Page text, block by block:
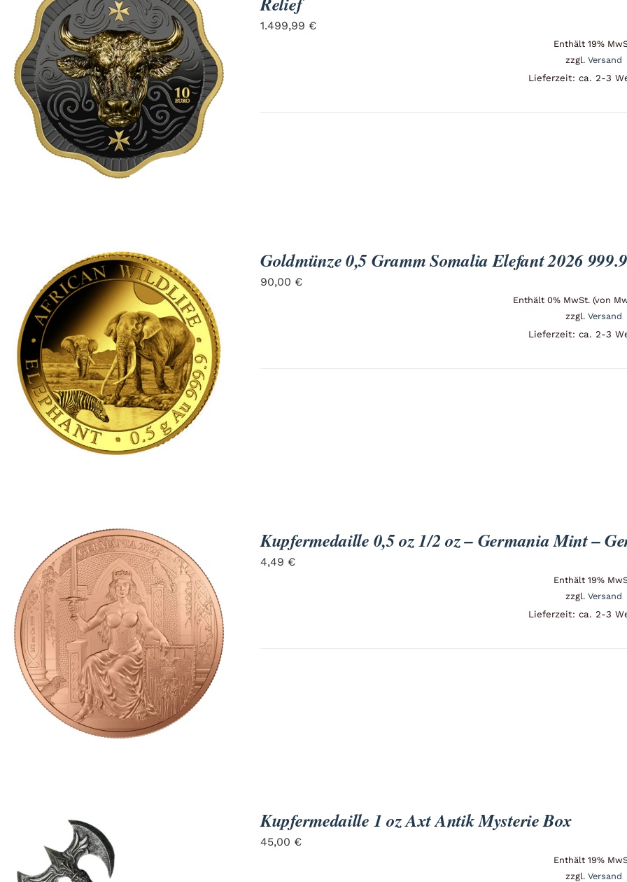
für Barren und Blister
Münzkapseln
Münzkoffer
Münzboxen
Münzständer
Lupen
für Banknoten
Handschuhe
Prüfgeräte / -säuren
Reinigung
1.499,99 €
Enthält 19%
zzgl. Versand
Lieferzeit: ca. 2-3
Goldmünze 0,5 Gramm Somalia Elefant 2026
90,00 €
Enthält 0% MwSt. (von
zzgl. Versand
Lieferzeit: ca. 2-3
Kupfermedaille 0,5 oz 1/2 oz – Germania Mint –
4,49 €
Enthält 19%
zzgl. Versand
Lieferzeit: ca. 2-3
Kupfermedaille 1 oz Axt Antik Mysterie Box
45,00 €
Enthält 19%
zzgl. Versand